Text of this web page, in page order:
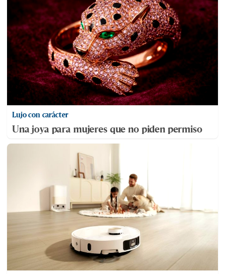
Lujo con carácter
Una joya para mujeres que no piden permiso